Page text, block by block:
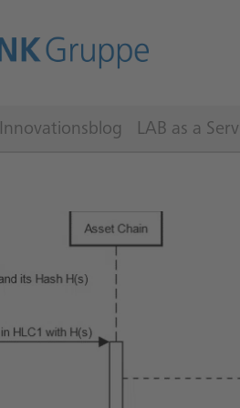
Innovationsblog LAB as a